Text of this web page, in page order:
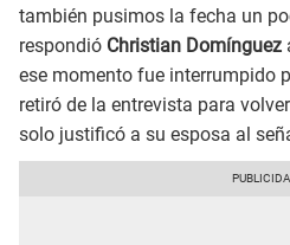
también pusimos la fecha un
respondió Christian Domínguez
ese momento fue interrumpido
retiró de la entrevista para
solo justificó a su esposa al